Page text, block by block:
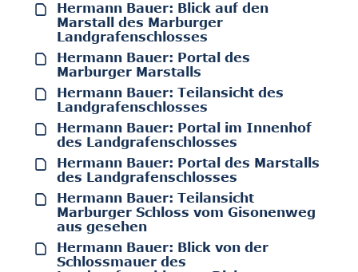
Hermann Bauer: Blick auf den
Marstall des Marburger
Landgrafenschlosses
Hermann Bauer: Portal des
Marburger Marstalls
Hermann Bauer: Teilansicht des
Landgrafenschlosses
Hermann Bauer: Portal im Innenhof
des Landgrafenschlosses
Hermann Bauer: Portal des Marstalls
des Landgrafenschlosses
Hermann Bauer: Teilansicht
Marburger Schloss vom Gisonenweg
aus gesehen
Hermann Bauer: Blick von der
Schlossmauer des